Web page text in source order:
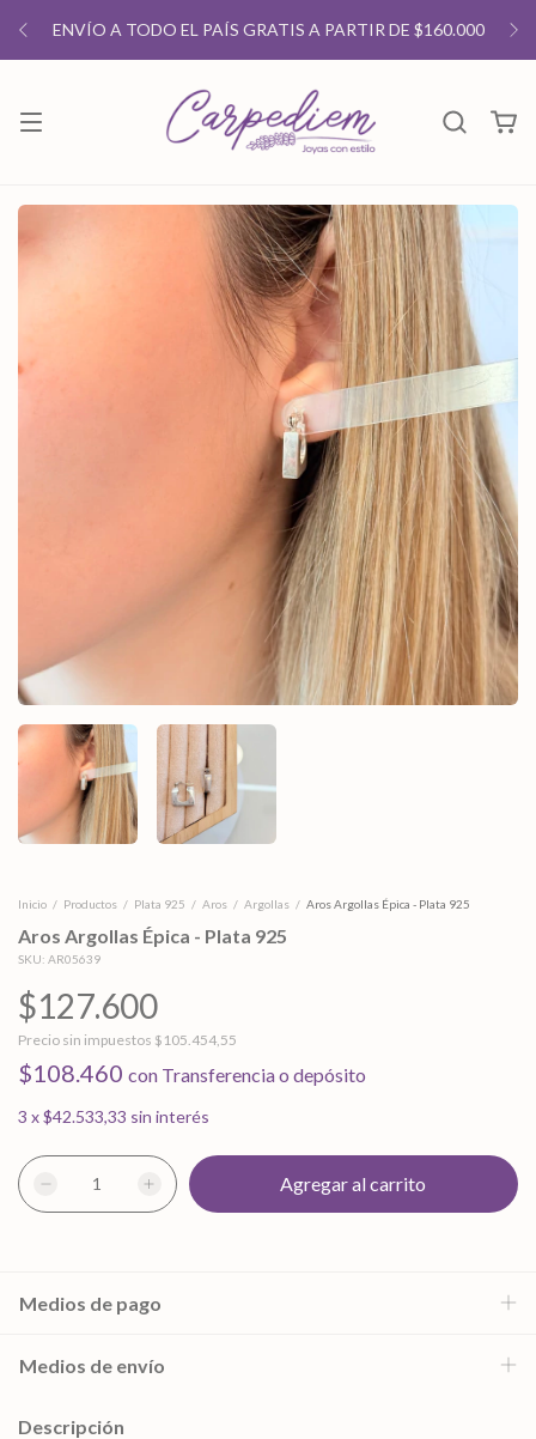
ENVÍO A TODO EL PAÍS GRATIS A PARTIR DE $160.000
Inicio / Productos / Plata 925 / Aros / Argollas / Aros Argollas Épica - Plata 925
Aros Argollas Épica - Plata 925
SKU: AR05639
$127.600
Precio sin impuestos $105.454,55
$108.460 con Transferencia o depósito
3 x$42.533,33 sin interés
Medios de pago
Medios de envío
Descripción